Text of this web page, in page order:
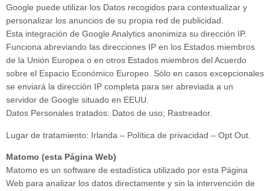
Google puede utilizar los Datos recogidos para contextualizar y
personalizar los anuncios de su propia red de publicidad.
Esta integración de Google Analytics anonimiza su dirección IP.
Funciona abreviando las direcciones IP en los Estados miembros
de la Unión Europea o en otros Estados miembros del Acuerdo
sobre el Espacio Económico Europeo. Sólo en casos excepcionales
se enviará la dirección IP completa para ser abreviada a un
servidor de Google situado en EEUU.
Datos Personales tratados: Datos de uso; Rastreador.
Lugar de tratamiento: Irlanda – Política de privacidad – Opt Out.
Matomo (esta Página Web)
Matomo es un software de estadística utilizado por esta Página
Web para analizar los datos directamente y sin la intervención de